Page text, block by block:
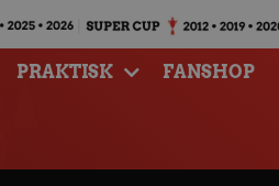
PRAKTISK FANSHOP